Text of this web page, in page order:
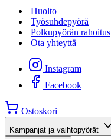
Huolto
Työsuhdepyörä
Polkupyörän rahoitus
Ota yhteyttä
Instagram
Facebook
Ostoskori
Kampanjat ja vaihtopyörät